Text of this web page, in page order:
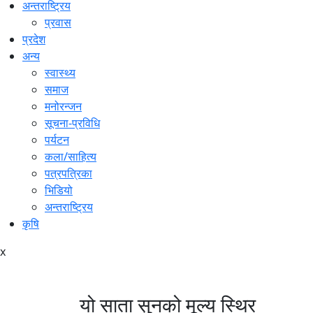
अन्तराष्ट्रिय
प्रवास
प्रदेश
अन्य
स्वास्थ्य
समाज
मनोरन्जन
सूचना-प्रविधि
पर्यटन
कला/साहित्य
पत्रपत्रिका
भिडियो
अन्तराष्ट्रिय
कृषि
x
यो साता सुनको मूल्य स्थिर